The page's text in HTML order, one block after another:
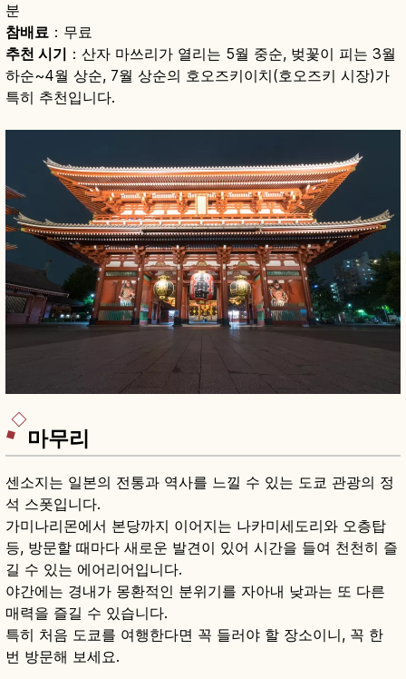
분
참배료 ：무료
추천 시기 ：산자 마쓰리가 열리는 5월 중순, 벚꽃이 피는 3월
하순~4월 상순, 7월 상순의 호오즈키이치(호오즈키 시장)가
특히 추천입니다.
마무리
센소지는 일본의 전통과 역사를 느낄 수 있는 도쿄 관광의 정
석 스폿입니다.
가미나리몬에서 본당까지 이어지는 나카미세도리와 오층탑
등, 방문할 때마다 새로운 발견이 있어 시간을 들여 천천히 즐
길 수 있는 에어리어입니다.
야간에는 경내가 몽환적인 분위기를 자아내 낮과는 또 다른
매력을 즐길 수 있습니다.
특히 처음 도쿄를 여행한다면 꼭 들러야 할 장소이니, 꼭 한
번 방문해 보세요.